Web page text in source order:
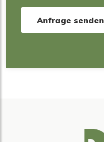
Anfrage senden